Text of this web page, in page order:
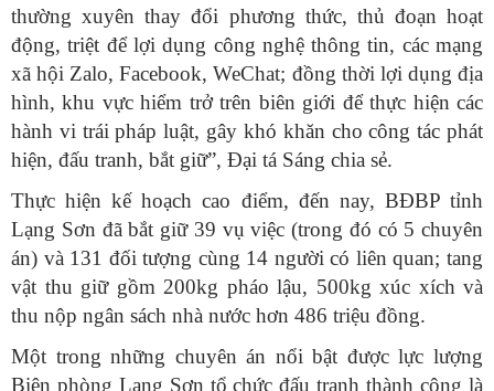
thường xuyên thay đổi phương thức, thủ đoạn hoạt
động, triệt để lợi dụng công nghệ thông tin, các mạng
xã hội Zalo, Facebook, WeChat; đồng thời lợi dụng địa
hình, khu vực hiểm trở trên biên giới để thực hiện các
hành vi trái pháp luật, gây khó khăn cho công tác phát
hiện, đấu tranh, bắt giữ”, Đại tá Sáng chia sẻ.
Thực hiện kế hoạch cao điểm, đến nay, BĐBP tỉnh
Lạng Sơn đã bắt giữ 39 vụ việc (trong đó có 5 chuyên
án) và 131 đối tượng cùng 14 người có liên quan; tang
vật thu giữ gồm 200kg pháo lậu, 500kg xúc xích và
thu nộp ngân sách nhà nước hơn 486 triệu đồng.
Một trong những chuyên án nổi bật được lực lượng
Biên phòng Lạng Sơn tổ chức đấu tranh thành công là